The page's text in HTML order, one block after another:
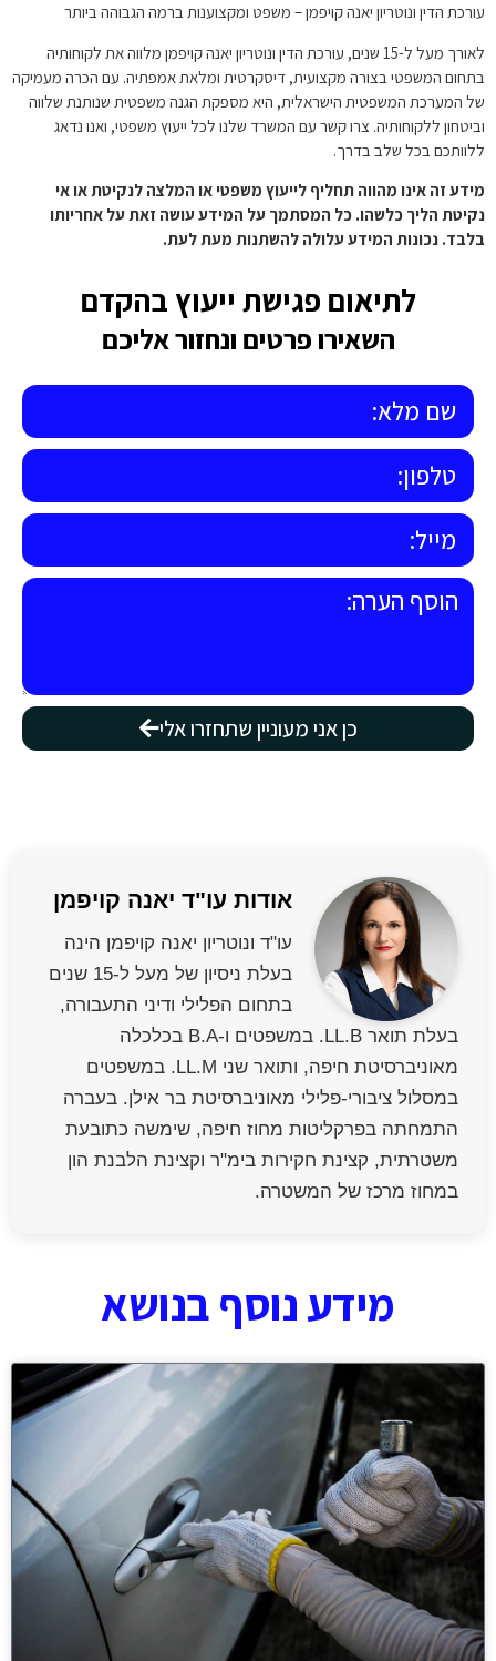
עורכת הדין ונוטריון יאנה קויפמן – משפט ומקצוענות ברמה הגבוהה ביותר
לאורך מעל ל-15 שנים, עורכת הדין ונוטריון יאנה קויפמן מלווה את לקוחותיה
בתחום המשפטי בצורה מקצועית, דיסקרטית ומלאת אמפתיה. עם הכרה מעמיקה
של המערכת המשפטית הישראלית, היא מספקת הגנה משפטית שנותנת שלווה
וביטחון ללקוחותיה. צרו קשר עם המשרד שלנו לכל ייעוץ משפטי, ואנו נדאג
ללוותכם בכל שלב בדרך.
מידע זה אינו מהווה תחליף לייעוץ משפטי או המלצה לנקיטת או אי
נקיטת הליך כלשהו. כל המסתמך על המידע עושה זאת על אחריותו
בלבד. נכונות המידע עלולה להשתנות מעת לעת.
לתיאום פגישת ייעוץ בהקדם
השאירו פרטים ונחזור אליכם
כן אני מעוניין שתחזרו אלי
אודות עו"ד יאנה קויפמן
עו"ד ונוטריון יאנה קויפמן הינה
בעלת ניסיון של מעל ל-15 שנים
בתחום הפלילי ודיני התעבורה,
בעלת תואר LL.B. במשפטים ו-B.A בכלכלה
מאוניברסיטת חיפה, ותואר שני LL.M. במשפטים
במסלול ציבורי-פלילי מאוניברסיטת בר אילן. בעברה
התמחתה בפרקליטות מחוז חיפה, שימשה כתובעת
משטרתית, קצינת חקירות בימ"ר וקצינת הלבנת הון
במחוז מרכז של המשטרה.
מידע נוסף בנושא